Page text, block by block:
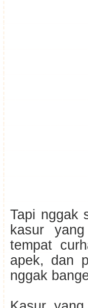
Tapi nggak
kasur
tempat
apek, dan
nggak